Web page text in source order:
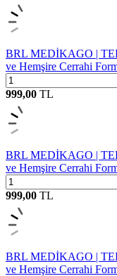
BRL MEDİKAGO |
ve Hemşire Cerrahi
999,00 TL
BRL MEDİKAGO |
ve Hemşire Cerrahi
999,00 TL
BRL MEDİKAGO |
ve Hemşire Cerrahi